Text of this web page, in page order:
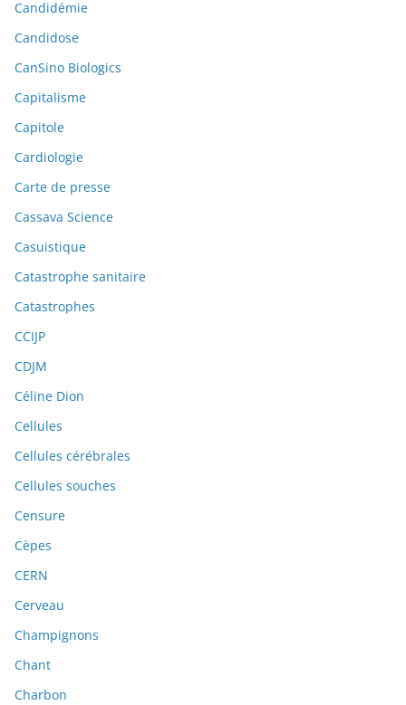
Candidémie
Candidose
CanSino Biologics
Capitalisme
Capitole
Cardiologie
Carte de presse
Cassava Science
Casuistique
Catastrophe sanitaire
Catastrophes
CCIJP
CDJM
Céline Dion
Cellules
Cellules cérébrales
Cellules souches
Censure
Cèpes
CERN
Cerveau
Champignons
Chant
Charbon